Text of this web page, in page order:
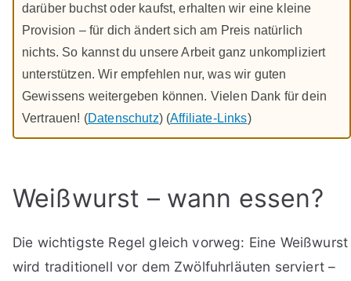
darüber buchst oder kaufst, erhalten wir eine kleine
Provision – für dich ändert sich am Preis natürlich
nichts. So kannst du unsere Arbeit ganz unkompliziert
unterstützen. Wir empfehlen nur, was wir guten
Gewissens weitergeben können. Vielen Dank für dein
Vertrauen! (Datenschutz) (Affiliate-Links)
Weißwurst – wann essen?
Die wichtigste Regel gleich vorweg: Eine Weißwurst
wird traditionell vor dem Zwölfuhrläuten serviert –